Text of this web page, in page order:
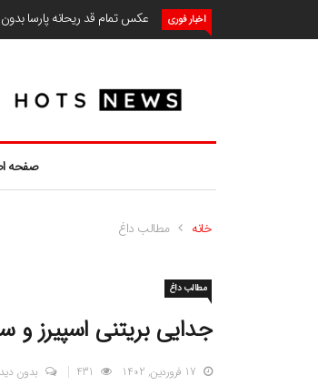
اخبار فوری عکس تمام قد ریحانه پارسا
صفحه
خانه مطالب داغ
مطالب داغ
جدایی بریتنی اسپیرز
17 فروردین, 1402 بدون